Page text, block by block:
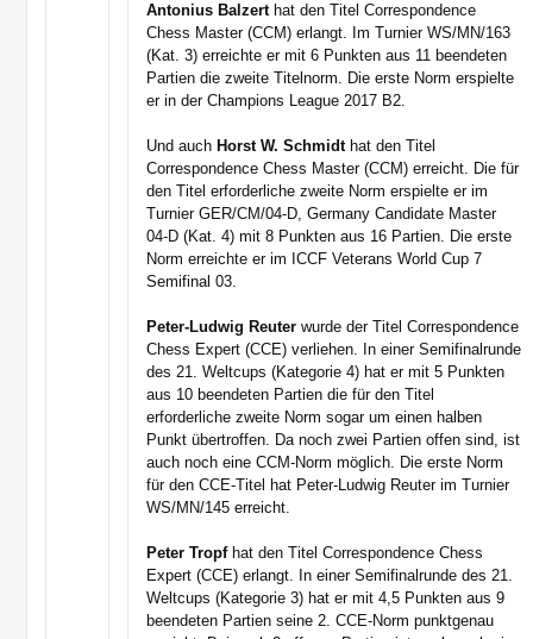
Antonius Balzerthat den Titel Correspondence
Chess Master (CCM) erlangt. Im Turnier WS/MN/163
(Kat. 3) erreichte er mit 6 Punkten aus 11 beendeten
Partien die zweite Titelnorm. Die erste Norm erspielte
er in der Champions League 2017 B2.
Und auch Horst W. Schmidthat den Titel
Correspondence Chess Master (CCM) erreicht. Die für
den Titel erforderliche zweite Norm erspielte er im
Turnier GER/CM/04-D, Germany Candidate Master
04-D (Kat. 4) mit 8 Punkten aus 16 Partien. Die erste
Norm erreichte er im ICCF Veterans World Cup 7
Semifinal 03.
Peter-Ludwig Reuterwurde der Titel Correspondence
Chess Expert (CCE) verliehen. In einer Semifinalrunde
des 21. Weltcups (Kategorie 4) hat er mit 5 Punkten
aus 10 beendeten Partien die für den Titel
erforderliche zweite Norm sogar um einen halben
Punkt übertroffen. Da noch zwei Partien offen sind, ist
auch noch eine CCM-Norm möglich. Die erste Norm
für den CCE-Titel hat Peter-Ludwig Reuter im Turnier
WS/MN/145 erreicht.
Peter Tropfhat den Titel Correspondence Chess
Expert (CCE) erlangt. In einer Semifinalrunde des 21.
Weltcups (Kategorie 3) hat er mit 4,5 Punkten aus 9
beendeten Partien seine 2. CCE-Norm punktgenau